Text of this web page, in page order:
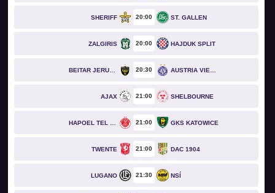
SHERIFF 20 00 ST. GALLEN
ZALGIRIS 20 00 HAJDUK SPLIT
BEITAR JERUSALEM 20 30
AJAX 21 00 SHELBOURNE
21 00 GKS KATOWICE
TWENTE 21 00 DAC 1904
LUGANO 21 30 NSÍ